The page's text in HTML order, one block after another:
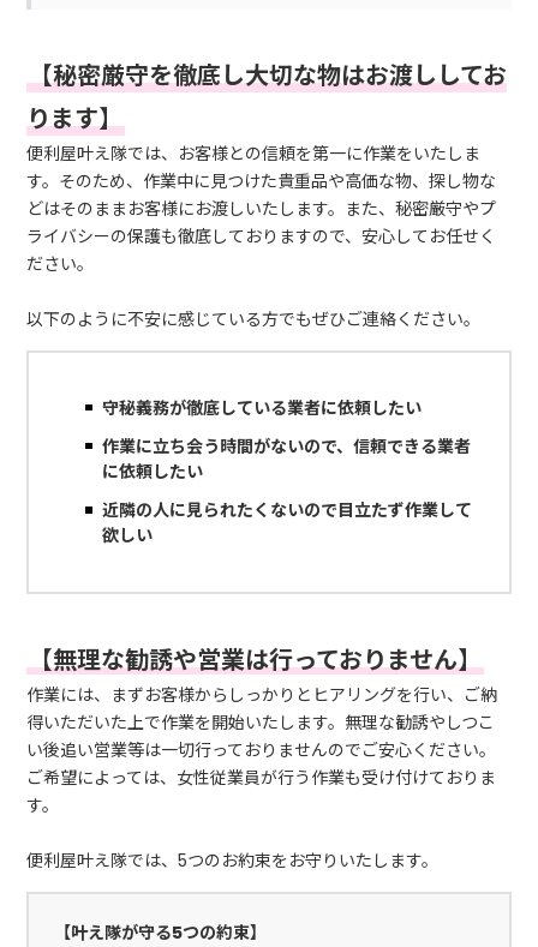
【秘密厳守を徹底し大切な物はお渡ししてお
ります】
便利屋叶え隊では、お客様との信頼を第一に作業をいたしま
す。そのため、作業中に見つけた貴重品や高価な物、探し物な
どはそのままお客様にお渡しいたします。また、秘密厳守やプ
ライバシーの保護も徹底しておりますので、安心してお任せく
ださい。
以下のように不安に感じている方でもぜひご連絡ください。
守秘義務が徹底している業者に依頼したい
作業に立ち会う時間がないので、信頼できる業者
に依頼したい
近隣の人に見られたくないので目立たず作業して
欲しい
【無理な勧誘や営業は行っておりません】
作業には、まずお客様からしっかりとヒアリングを行い、ご納
得いただいた上で作業を開始いたします。無理な勧誘やしつこ
い後追い営業等は一切行っておりませんのでご安心ください。
ご希望によっては、女性従業員が行う作業も受け付けておりま
す。
便利屋叶え隊では、5つのお約束をお守りいたします。
【叶え隊が守る5つの約束】